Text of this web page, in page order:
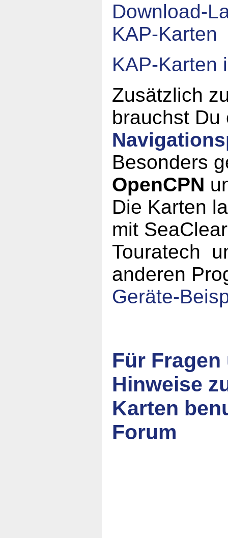
Download-
KAP-Karten
KAP-Karten
Zusätzlich
brauchst Du
Besonders
OpenCPN
Die Karten
mit
Touratech
anderen
Geräte-
Für Fragen
Hinweise
Karten
Forum